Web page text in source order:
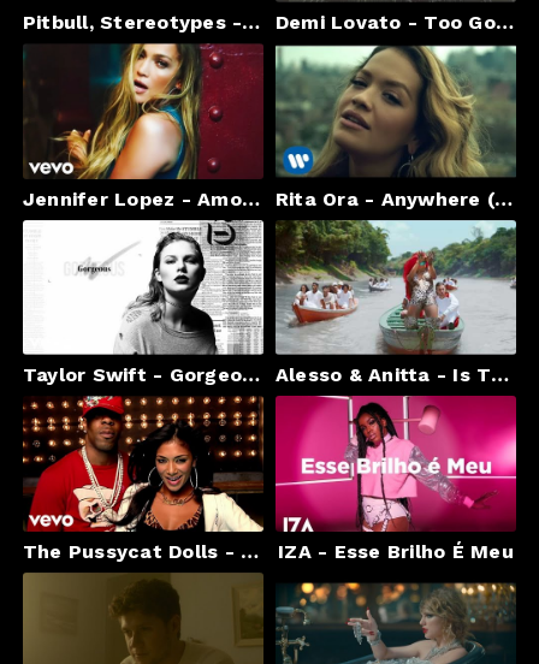
Pitbull, Stereotypes - Jungle (Official Video) ft. E-40, Abraham Mateo Demi Lovato - Too Good At Goodbyes (Sam Smith cover) in the Live Lounge
Jennifer Lopez - Amor, Amor, Amor (Official Video) ft. Wisin Rita Ora - Anywhere (Official Video)
Taylor Swift - Gorgeous (Lyric Video) Alesso & Anitta - Is That For Me (Official Video)
The Pussycat Dolls - Don't Cha ft. Busta Rhymes IZA - Esse Brilho É Meu